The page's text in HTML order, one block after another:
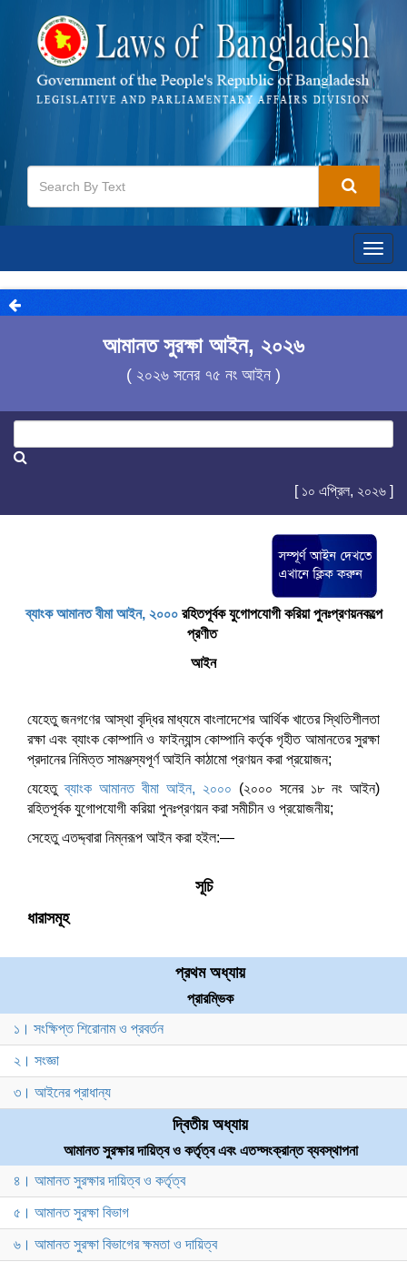
আমানত সুরক্ষা আইন, ২০২৬
( ২০২৬ সনের ৭৫ নং আইন )
[ ১০ এপ্রিল, ২০২৬ ]
ব্যাংক আমানত বীমা আইন, ২০০০রহিতপূর্বক যুগোপযোগী করিয়া পুনঃপ্রণয়নকল্পে
প্রণীত
আইন
যেহেতু জনগণের আস্থা বৃদ্ধির মাধ্যমে বাংলাদেশের আর্থিক খাতের স্থিতিশীলতা
রক্ষা এবং ব্যাংক কোম্পানি ও ফাইন্যান্স কোম্পানি কর্তৃক গৃহীত আমানতের সুরক্ষা
প্রদানের নিমিত্ত সামঞ্জস্যপূর্ণ আইনি কাঠামো প্রণয়ন করা প্রয়োজন;
যেহেতুব্যাংক আমানত বীমা আইন, ২০০০ (২০০০ সনের ১৮ নং আইন)
রহিতপূর্বক যুগোপযোগী করিয়া পুনঃপ্রণয়ন করা সমীচীন ও প্রয়োজনীয়;
সেহেতু এতদ্দ্বারা নিম্নরূপ আইন করা হইল:—
সূচি
ধারাসমূহ
প্রথম অধ্যায়
প্রারম্ভিক
১। সংক্ষিপ্ত শিরোনাম ও প্রবর্তন
২। সংজ্ঞা
৩। আইনের প্রাধান্য
দ্বিতীয় অধ্যায়
আমানত সুরক্ষার দায়িত্ব ও কর্তৃত্ব এবং এতদ্সংক্রান্ত ব্যবস্থাপনা
৪। আমানত সুরক্ষার দায়িত্ব ও কর্তৃত্ব
৫। আমানত সুরক্ষা বিভাগ
৬। আমানত সুরক্ষা বিভাগের ক্ষমতা ও দায়িত্ব